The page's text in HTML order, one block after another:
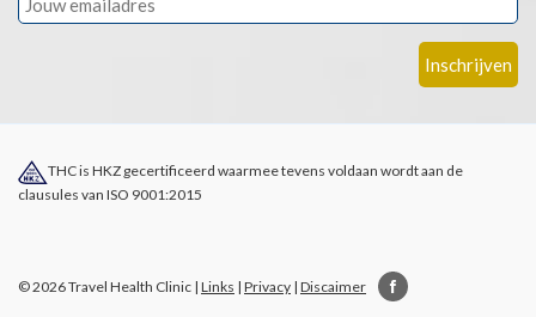
THC is HKZ gecertificeerd waarmee tevens voldaan wordt aan de
clausules van ISO 9001:2015
© 2026 Travel Health Clinic | Links | Privacy | Discaimer